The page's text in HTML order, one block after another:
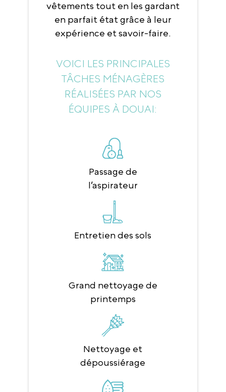
vêtements tout en les gardant
en parfait état grâce à leur
expérience et savoir-faire.
VOICI LES PRINCIPALES
TÂCHES MÉNAGÈRES
RÉALISÉES PAR NOS
ÉQUIPES À DOUAI:
Passage de
l’aspirateur
Entretien des sols
Grand nettoyage de
printemps
Nettoyage et
dépoussiérage